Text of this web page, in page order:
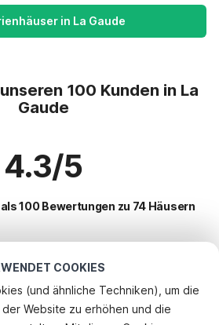
COOKIES
(und ähnliche Techniken), um die
Website zu erhöhen und die
in La Gaude
100 Kunden in La
Gaude
4.3/5
100 Bewertungen zu 74 Häusern
für Urlaub